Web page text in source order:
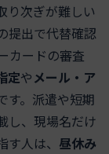
り次ぎが難しい
提出で代替確認
カードの審査
定やメール・ア
す。派遣や短期
し、現場名だけ
人は、 昼休み